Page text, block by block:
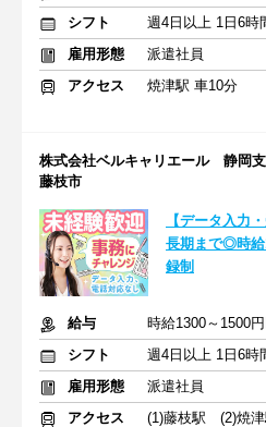
シフト
週4日以上 1日6時
雇用形態
派遣社員
アクセス
焼津駅 車10分
株式会社ベルキャリエール 静岡
藤枝市
【データ入力
長期まで◎時
録制
給与
時給1300～1500
シフト
週4日以上 1日6時
雇用形態
派遣社員
アクセス
(1)藤枝駅 (2)焼津